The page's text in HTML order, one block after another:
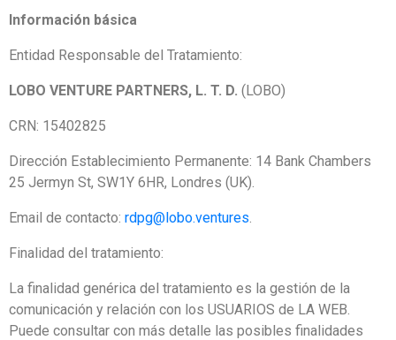
Información básica
Entidad Responsable del Tratamiento:
LOBO VENTURE PARTNERS, L. T. D. (LOBO)
CRN: 15402825
Dirección Establecimiento Permanente: 14 Bank Chambers
25 Jermyn St, SW1Y 6HR, Londres (UK).
Email de contacto: rdpg@lobo.ventures.
Finalidad del tratamiento:
La finalidad genérica del tratamiento es la gestión de la
comunicación y relación con los USUARIOS de LA WEB.
Puede consultar con más detalle las posibles finalidades